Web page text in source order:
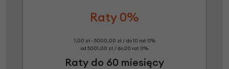
Raty 0%
1,00 zł - 5000,00 zł / do 10 rat 0%
od 5001,00 zł / do 20 rat 0%
Raty do 60 miesięcy